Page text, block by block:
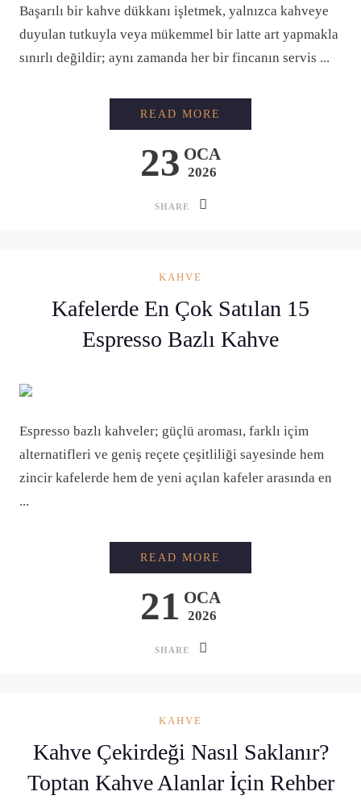
Başarılı bir kahve dükkanı işletmek, yalnızca kahveye
duyulan tutkuyla veya mükemmel bir latte art yapmakla
sınırlı değildir; aynı zamanda her bir fincanın servis ...
23 OCA
2026
READ MORE
SHARE
KAHVE
Kafelerde En Çok Satılan 15
Espresso Bazlı Kahve
Espresso bazlı kahveler; güçlü aroması, farklı içim
alternatifleri ve geniş reçete çeşitliliği sayesinde hem
zincir kafelerde hem de yeni açılan kafeler arasında en
...
21 OCA
2026
READ MORE
SHARE
KAHVE
Kahve Çekirdeği Nasıl Saklanır?
Toptan Kahve Alanlar İçin Rehber